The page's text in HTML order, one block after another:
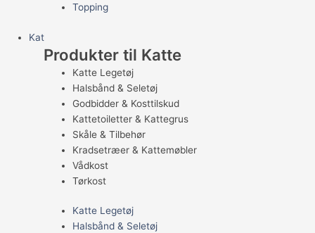
Topping
Kat
Produkter til Katte
Katte Legetøj
Halsbånd & Seletøj
Godbidder & Kosttilskud
Kattetoiletter & Kattegrus
Skåle & Tilbehør
Kradsetræer & Kattemøbler
Vådkost
Tørkost
Katte Legetøj
Halsbånd & Seletøj